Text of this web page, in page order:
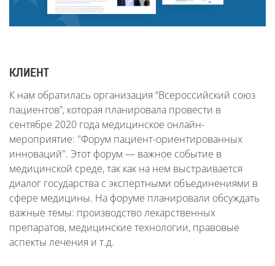
КЛИЕНТ
К нам обратилась организация “Всероссийский союз
пациентов”, которая планировала провести в
сентябре 2020 года медицинское онлайн-
мероприятие: "Форум пациент-ориентированных
инноваций". Этот форум — важное событие в
медицинской среде, так как на нем выстраивается
диалог государства с экспертными объединениями в
сфере медицины. На форуме планировали обсуждать
важные темы: производство лекарственных
препаратов, медицинские технологии, правовые
аспекты лечения и т.д.